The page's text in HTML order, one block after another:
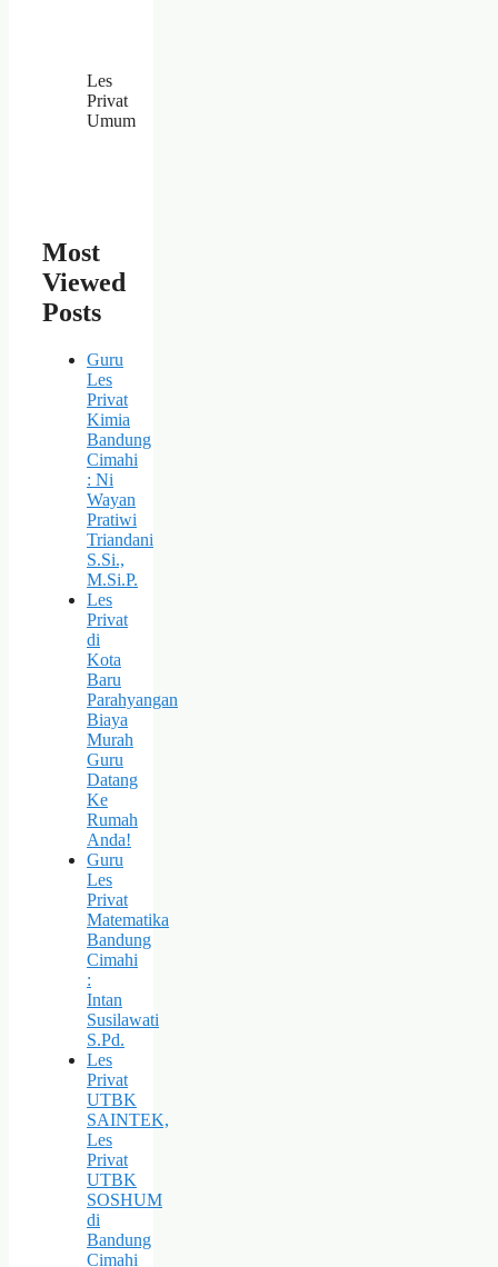
Les
Privat
Umum
Most
Viewed
Posts
Guru
Les
Privat
Kimia
Bandung
Cimahi
: Ni
Wayan
Pratiwi
Triandani
S.Si.,
M.Si.P.
Les
Privat
di
Kota
Baru
Parahyangan
Biaya
Murah
Guru
Datang
Ke
Rumah
Anda!
Guru
Les
Privat
Matematika
Bandung
Cimahi
:
Intan
Susilawati
S.Pd.
Les
Privat
UTBK
SAINTEK,
Les
Privat
UTBK
SOSHUM
di
Bandung
Cimahi